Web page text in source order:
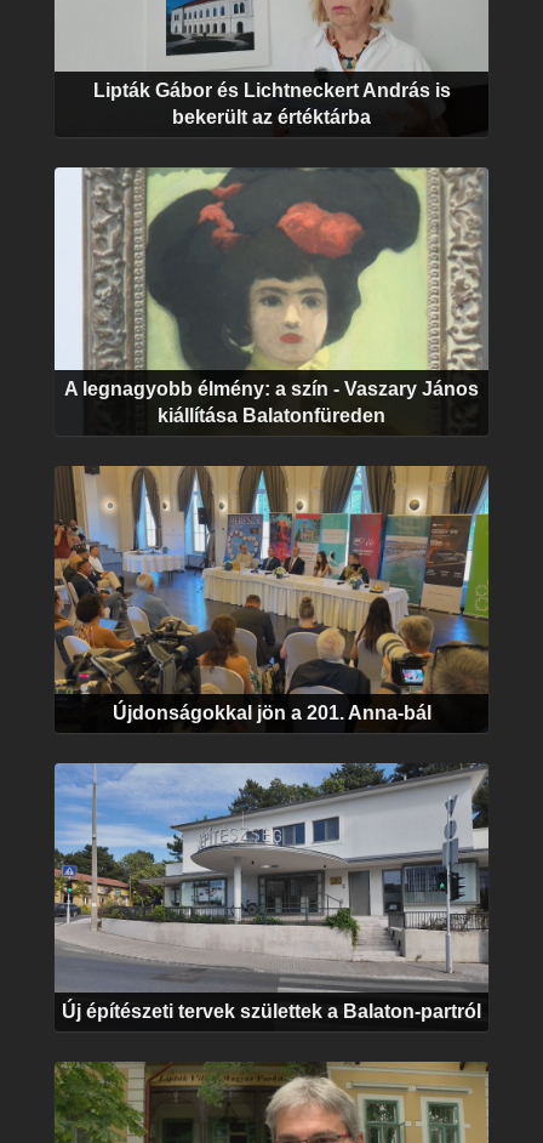
Lipták Gábor és Lichtneckert András is
bekerült az értéktárba
A legnagyobb élmény: a szín - Vaszary János
kiállítása Balatonfüreden
Újdonságokkal jön a 201. Anna-bál
Új építészeti tervek születtek a Balaton-partról